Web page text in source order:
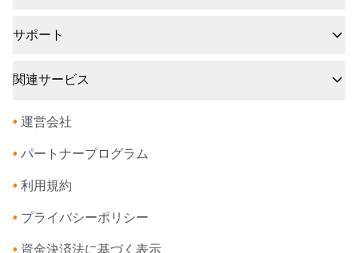
サポート
関連サービス
• 運営会社
• パートナープログラム
• 利用規約
• プライバシーポリシー
• 資金決済法に基づく表示